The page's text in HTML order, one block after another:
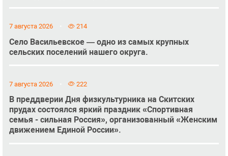
7 августа 2026 214
Село Васильевское — одно из самых крупных
сельских поселений нашего округа.
7 августа 2026 222
В преддверии Дня физкультурника на Скитских
прудах состоялся яркий праздник «Спортивная
семья - сильная Россия», организованный «Женским
движением Единой России».